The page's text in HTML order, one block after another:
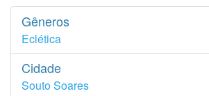
Gêneros
Eclética
Cidade
Souto Soares